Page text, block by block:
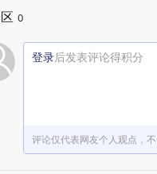
0
登录后发表评论得积分
评论仅代表网友个人观点，